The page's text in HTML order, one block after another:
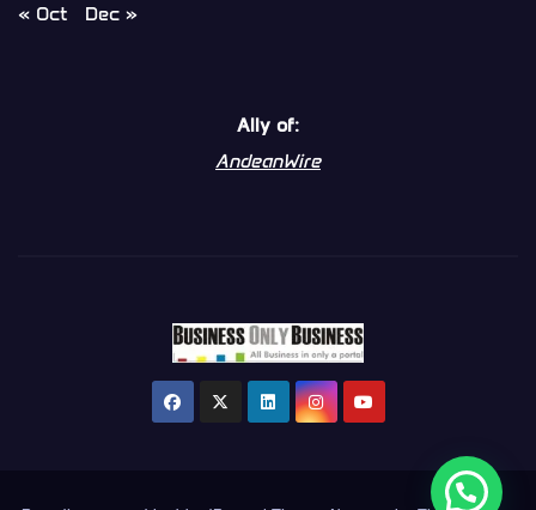
« Oct Dec »
Ally of:
AndeanWire